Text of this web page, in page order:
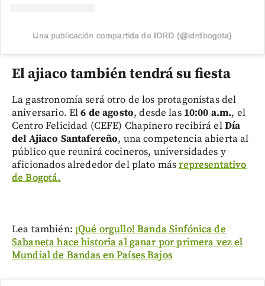
Una publicación compartida de IDRD (@idrdbogota)
El ajiaco también tendrá su fiesta
La gastronomía será otro de los protagonistas del
aniversario. El6 de agosto, desde las 10:00 a.m., el
Centro Felicidad (CEFE) Chapinero recibirá elDía
del Ajiaco Santafereño, una competencia abierta al
público que reunirá cocineros, universidades y
aficionados alrededor del plato másrepresentativo
de Bogotá.
Lea también: ¡Qué orgullo! Banda Sinfónica de
Sabaneta hace historia al ganar por primera vez el
Mundial de Bandas en Países Bajos